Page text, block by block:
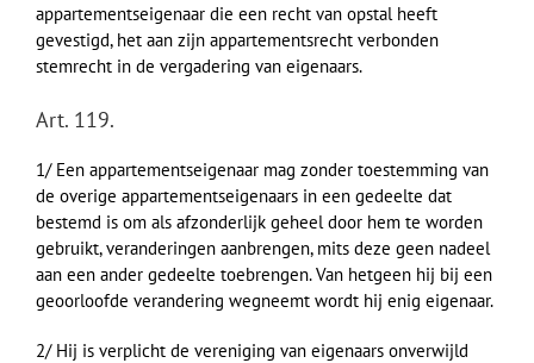
appartementseigenaar die een recht van opstal heeft
gevestigd, het aan zijn appartementsrecht verbonden
stemrecht in de vergadering van eigenaars.
Art. 119.
1/ Een appartementseigenaar mag zonder toestemming van
de overige appartementseigenaars in een gedeelte dat
bestemd is om als afzonderlijk geheel door hem te worden
gebruikt, veranderingen aanbrengen, mits deze geen nadeel
aan een ander gedeelte toebrengen. Van hetgeen hij bij een
geoorloofde verandering wegneemt wordt hij enig eigenaar.
2/ Hij is verplicht de vereniging van eigenaars onverwijld